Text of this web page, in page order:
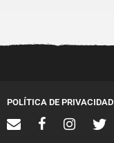
POLÍTICA DE PRIVACIDAD